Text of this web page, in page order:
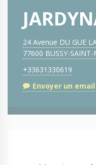
24 Avenue DU GUE
77600 BUSSY-
+33631330619
Envoyer un email